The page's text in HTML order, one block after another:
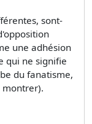
sont-
une adhésion
qui ne signifie
du fanatisme,
montrer).